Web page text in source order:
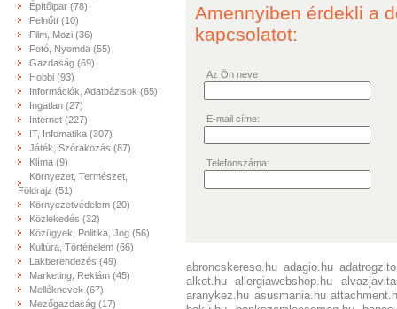
Építőipar (78)
Felnőtt (10)
Film, Mozi (36)
Fotó, Nyomda (55)
Gazdaság (69)
Hobbi (93)
Információk, Adatbázisok (65)
Ingatlan (27)
Internet (227)
IT, Infomatika (307)
Játék, Szórakozás (87)
Klíma (9)
Környezet, Természet,
Földrajz (51)
Környezetvédelem (20)
Közlekedés (32)
Közügyek, Politika, Jog (56)
Kultúra, Történelem (66)
Lakberendezés (49)
Marketing, Reklám (45)
Melléknevek (67)
Mezőgazdaság (17)
Amennyiben érdekli a
kapcsolatot:
Az Ön neve
E-mail címe:
Telefonszáma:
abroncskereso.hu adagio.hu
alkot.hu
allergiawebshop.hu
aranykez.hu asusmania.hu